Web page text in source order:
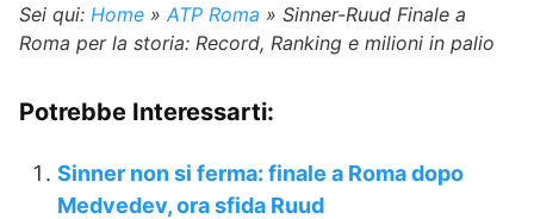
Sei qui: Home » ATP Roma » Sinner-Ruud Finale a
Roma per la storia: Record, Ranking e milioni in palio
Potrebbe Interessarti:
Sinner non si ferma: finale a Roma dopo
Medvedev, ora sfida Ruud